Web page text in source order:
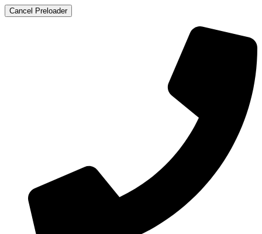
Cancel Preloader